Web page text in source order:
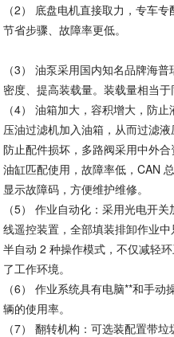
（2） 底盘电机直接取力，专车
节省步骤、故障率更低。
（3）油泵采用国内知名品牌海
密度、提高装载量。装载量相当于
（4）油箱加大，容积增大，防
压油过滤机加入油箱，从而过滤
防止配件损坏，多路阀采用中外
油缸匹配使用，故障率低，CAN
显示故障码，方便维护维修。
（5）作业自动化：采用光电开
线遥控装置，全部填装排卸作业
半自动 2 种操作模式，不仅减轻
了工作环境。
（6）作业系统具有电脑**和手动
辆的使用率。
（7）翻转机构：可选装配置带垃